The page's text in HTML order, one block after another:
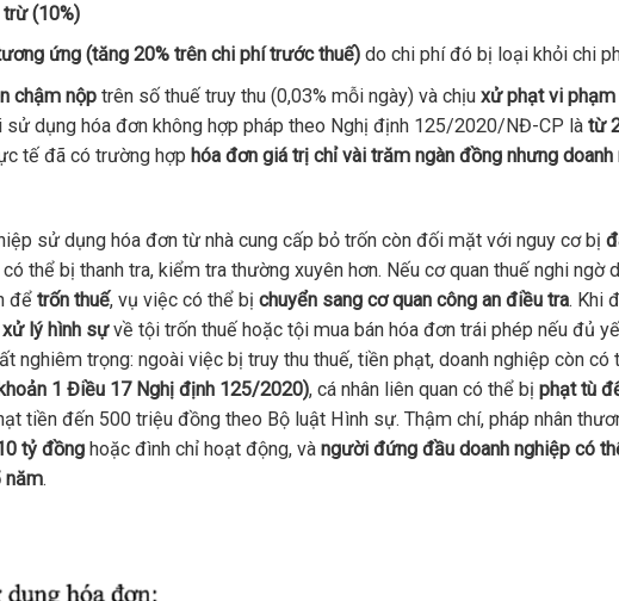
trừ (10%)
ứng (tăng 20% trên chi phí trước thuế) do chi phí đó bị loại khỏi chi
chậm nộp trên số thuế truy thu (0,03% mỗi ngày) và chịu xử phạt vi phạm
sử dụng hóa đơn không hợp pháp theo Nghị định 125/2020/NĐ-CP là từ
tế đã có trường hợp hóa đơn giá trị chỉ vài trăm ngàn đồng nhưng
sử dụng hóa đơn từ nhà cung cấp bỏ trốn còn đối mặt với nguy cơ bị
có thể bị thanh tra, kiểm tra thường xuyên hơn. Nếu cơ quan thuế nghi ngờ
để trốn thuế, vụ việc có thể bị chuyển sang cơ quan công an điều tra. Khi
lý hình sựvề tội trốn thuế hoặc tội mua bán hóa đơn trái phép nếu đủ
nghiêm trọng: ngoài việc bị truy thu thuế, tiền phạt, doanh nghiệp còn có
1 Điều 17 Nghị định 125/2020), cá nhân liên quan có thể bị phạt tù
tiền đến 500 triệu đồng theo Bộ luật Hình sự. Thậm chí, pháp nhân
tỷ đồng hoặc đình chỉ hoạt động, và người đứng đầu doanh nghiệp có
năm.